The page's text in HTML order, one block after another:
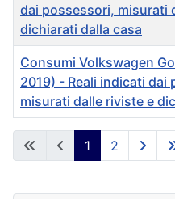
Articles
dai possessori, misurati
dichiarati dalla casa
Consumi Volkswagen
2019) - Reali indicati dai
misurati dalle riviste e
1 2